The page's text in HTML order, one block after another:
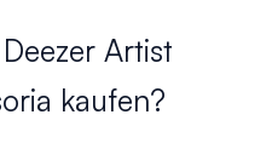
Artist
kaufen?